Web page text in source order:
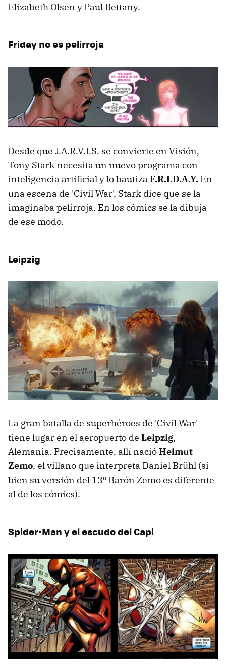
Elizabeth Olsen y Paul Bettany.
Friday no es pelirroja
Desde que J.A.R.V.I.S. se convierte en Visión,
Tony Stark necesita un nuevo programa con
inteligencia artificial y lo bautiza F.R.I.D.A.Y. En
una escena de 'Civil War', Stark dice que se la
imaginaba pelirroja. En los cómics se la dibuja
de ese modo.
Leipzig
La gran batalla de superhéroes de 'Civil War'
tiene lugar en el aeropuerto de Leipzig,
Alemania. Precisamente, allí nacióHelmut
Zemo, el villano que interpreta Daniel Brühl (si
bien su versión del 13º Barón Zemo es diferente
al de los cómics).
Spider-Man y el escudo del Capi